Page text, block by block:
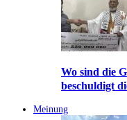
Wo sind die
beschuldigt
Meinung